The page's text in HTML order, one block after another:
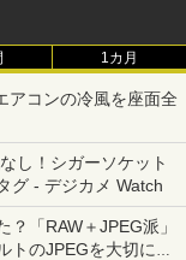
1カ月
アコンの冷風を座面全
し！シガーソケット
グ - デジカメ Watch
「RAW＋JPEG派」
のJPEGを大切にす